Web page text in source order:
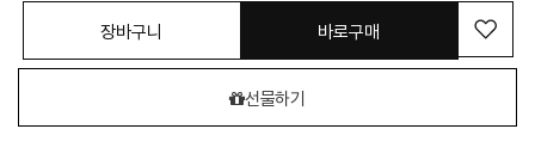
장바구니 바로구매
선물하기